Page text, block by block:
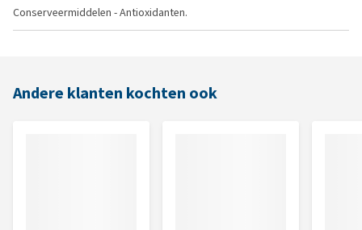
Conserveermiddelen - Antioxidanten.
Andere klanten kochten ook